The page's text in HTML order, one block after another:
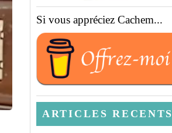
Si vous appréciez Cachem...
ARTICLES RECENTS